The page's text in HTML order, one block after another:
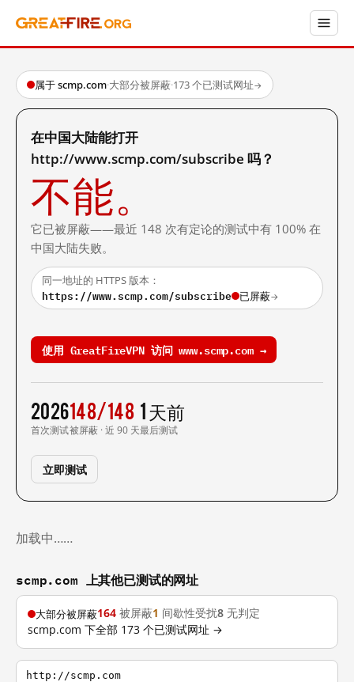
属于 scmp.com·大部分被屏蔽·173 个已测试网址→
在中国大陆能打开
http://www.scmp.com/subscribe 吗？
不能。
它已被屏蔽——最近 148 次有定论的测试中有 100% 在
中国大陆失败。
同一地址的 HTTPS 版本：
https://www.scmp.com/subscribe 已屏蔽→
使用 GreatFireVPN 访问 www.scmp.com →
2026
首次测试
148/148
被屏蔽 · 近 90 天
1 天前
最后测试
立即测试
加载中……
scmp.com 上其他已测试的网址
大部分被屏蔽164 被屏蔽1 间歇性受扰8 无判定
scmp.com 下全部 173 个已测试网址 →
http://scmp.com